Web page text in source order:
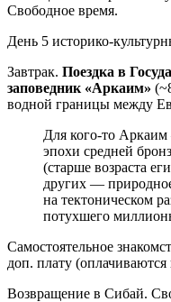
Свободное время.
День 5 историко-
Завтрак. Поездка в
заповедник «Аркаим»
водной границы между
Для кого-то Аркаим
эпохи средней
(старше возраста
других —
на тектоническом
потухшего
Самостоятельное
доп. плату (оплачиваются
Возвращение в Сибай.